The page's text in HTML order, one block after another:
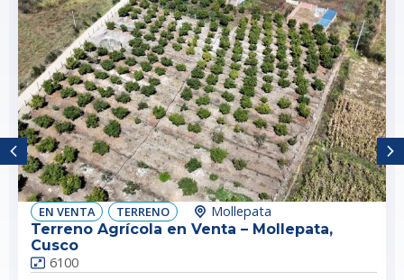
EN VENTA TERRENO
Mollepata
Terreno Agrícola en Venta – Mollepata,
Cusco
6100